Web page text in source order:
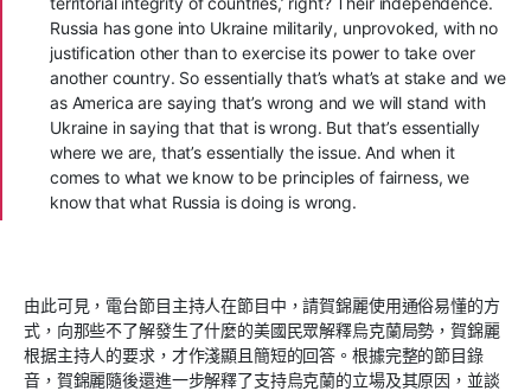
Russia has gone into Ukraine militarily, unprovoked, with no
justification other than to exercise its power to take over
another country. So essentially that’s what’s at stake and we
as America are saying that’s wrong and we will stand with
Ukraine in saying that that is wrong. But that’s essentially
where we are, that’s essentially the issue. And when it
comes to what we know to be principles of fairness, we
know that what Russia is doing is wrong.
由此可見，電台節目主持人在節目中，請賀錦麗使用通俗易懂的方
式，向那些不了解發生了什麼的美國民眾解釋烏克蘭局勢，賀錦麗
根据主持人的要求，才作淺顯且簡短的回答。根據完整的節目錄
音，賀錦麗隨後還進一步解釋了支持烏克蘭的立場及其原因，並談